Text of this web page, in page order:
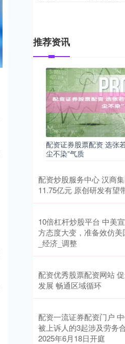
推荐资讯
配资证券股票配资 选张
尘不染”气质
配资炒股服务中心 汉商
11.75亿元 原创研发有望
10倍杠杆炒股平台 中美
方态度大变，准备效仿
_经济_调整
配资优秀股票配资网站
发展 畅通区域循环
配资一流证券配资门户
被上诉人的3起涉及劳务
2025年6月18日开庭